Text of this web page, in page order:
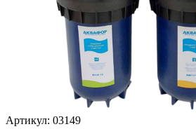
Артикул: 03149